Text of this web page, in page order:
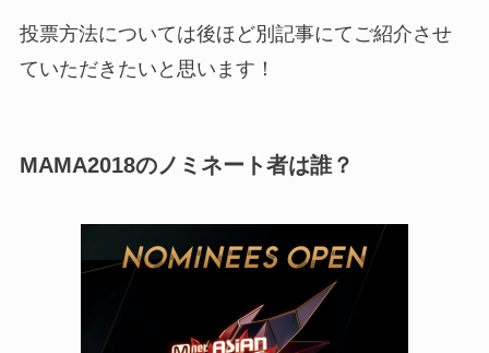
投票方法については後ほど別記事にてご紹介させ
ていただきたいと思います！
MAMA2018のノミネート者は誰？